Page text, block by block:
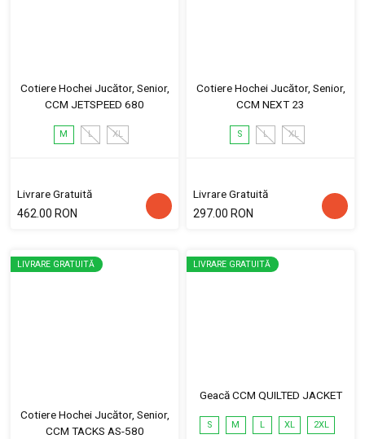
Cotiere Hochei Jucător, Senior,
CCM JETSPEED 680
M L XL
Livrare Gratuită
462.00 RON
Cotiere Hochei Jucător, Senior,
CCM NEXT 23
S L XL
Livrare Gratuită
297.00 RON
LIVRARE GRATUITĂ
Cotiere Hochei Jucător, Senior,
CCM TACKS AS-580
LIVRARE GRATUITĂ
Geacă CCM QUILTED JACKET
S M L XL 2XL